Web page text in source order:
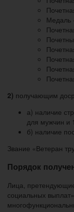
Медаль
2) получающим
а) наличие
для мужчин и
б) наличие
Звание «Ветеран
Порядок
Лица,
социальных